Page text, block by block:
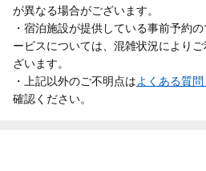
が異なる場合がございます。
・宿泊施設が提供している事前予約
ービスについては、混雑状況により
ざいます。
・上記以外のご不明点はよくある質問
確認ください。